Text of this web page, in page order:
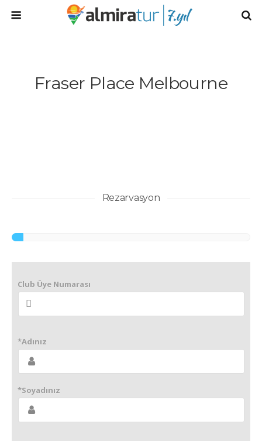
Fraser Place Melbourne
Rezarvasyon
Club Üye Numarası
*Adınız
*Soyadınız